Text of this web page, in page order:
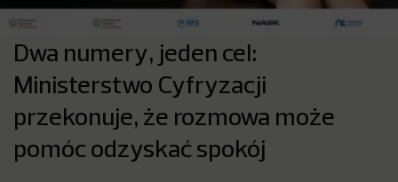
Dwa numery, jeden cel:
Ministerstwo Cyfryzacji
przekonuje, że rozmowa może
pomóc odzyskać spokój